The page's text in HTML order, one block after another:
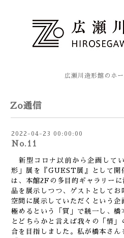
広瀬川造形館のホ
Zo通信
2022-04-23 00:00:00
No.11
新型コロナ以前から企画して
形」展を『GUEST展』として
は、本館2Fの多目的ギャラリー
品を展示しつつ、ゲストとして
空間に展示していただくという企
極めるという「質」で統一し、
とどちらかと言えば我々の「情
合を目指しました。私が橋本さ